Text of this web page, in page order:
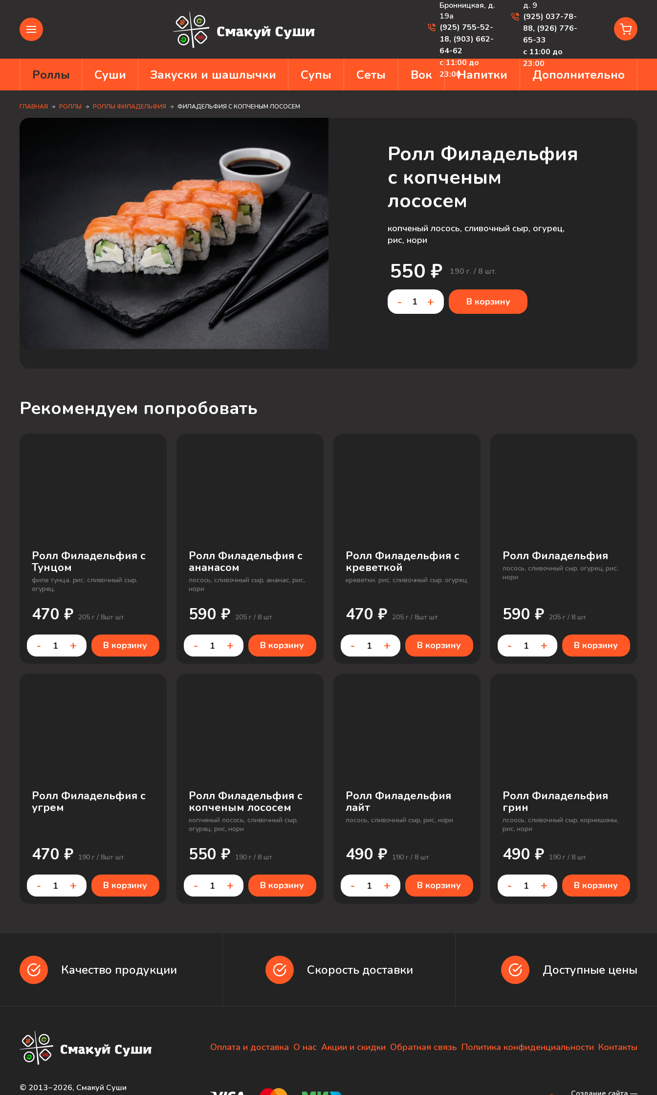
Бронницкая, д.
19а
(925) 755-52-
18, (903) 662-
64-62
с 11:00 до
23:00
д. 9
(925) 037-78-
88, (926) 776-
65-33
с 11:00 до
23:00
Роллы Суши Закуски и шашлычки Супы Сеты Вок Напитки Дополнительно
ГЛАВНАЯ РОЛЛЫ РОЛЛЫ ФИЛАДЕЛЬФИЯ ФИЛАДЕЛЬФИЯ С КОПЧЕНЫМ ЛОСОСЕМ
Ролл Филадельфия
с копченым
лососем
копченый лосось, сливочный сыр, огурец,
рис, нори
550 ₽ 190 г. / 8 шт.
- + В корзину
Рекомендуем попробовать
Ролл Филадельфия с
Тунцом
филе тунца. рис. сливочный сыр.
огурец.
470 ₽ 205 г / 8шт шт
- + В корзину
Ролл Филадельфия с
ананасом
лосось, сливочный сыр, ананас, рис,
нори
590 ₽ 205 г / 8 шт
- + В корзину
Ролл Филадельфия с
креветкой
креветки. рис. сливочный сыр. огурец
470 ₽ 205 г / 8шт шт
- + В корзину
Ролл Филадельфия
лосось, сливочный сыр, огурец, рис,
нори
590 ₽ 205 г / 8 шт
- + В корзину
Ролл Филадельфия с
угрем
470 ₽ 190 г / 8шт шт
- + В корзину
Ролл Филадельфия с
копченым лососем
копченый лосось, сливочный сыр,
огурец, рис, нори
550 ₽ 190 г / 8 шт
- + В корзину
Ролл Филадельфия
лайт
лосось, сливочный сыр, рис, нори
490 ₽ 190 г / 8 шт
- + В корзину
Ролл Филадельфия
грин
лсоось, сливочный сыр, корнишоны,
рис, нори
490 ₽ 190 г / 8 шт
- + В корзину
Качество продукции Скорость доставки Доступные цены
Оплата и доставка О нас Акции и скидки Обратная связь Политика конфиденциальности Контакты
© 2013−2026, Смакуй Суши